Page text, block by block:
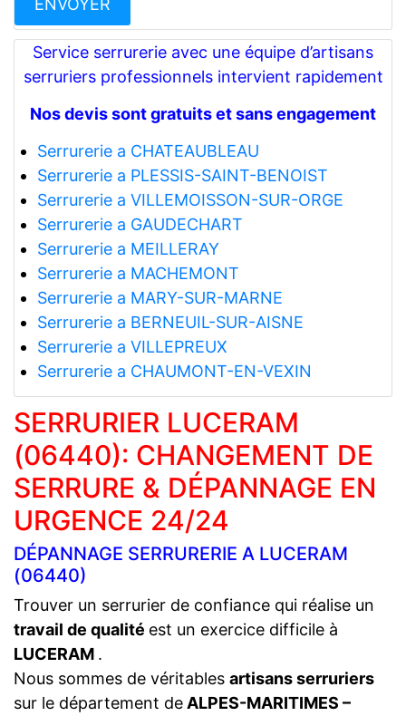
Service serrurerie avec une équipe d’artisans
serruriers professionnels intervient rapidement
Nos devis sont gratuits et sans engagement
Serrurerie a CHATEAUBLEAU
Serrurerie a PLESSIS-SAINT-BENOIST
Serrurerie a VILLEMOISSON-SUR-ORGE
Serrurerie a GAUDECHART
Serrurerie a MEILLERAY
Serrurerie a MACHEMONT
Serrurerie a MARY-SUR-MARNE
Serrurerie a BERNEUIL-SUR-AISNE
Serrurerie a VILLEPREUX
Serrurerie a CHAUMONT-EN-VEXIN
SERRURIER LUCERAM
(06440): CHANGEMENT DE
SERRURE & DÉPANNAGE EN
URGENCE 24/24
DÉPANNAGE SERRURERIE A LUCERAM
(06440)
Trouver un serrurier de confiance qui réalise un
travail de qualité est un exercice difficile à
LUCERAM .
Nous sommes de véritables artisans serruriers
sur le département deALPES-MARITIMES –